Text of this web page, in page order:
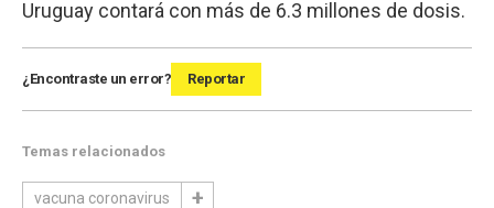
Uruguay contará con más de 6.3 millones de dosis.
¿Encontraste un error? Reportar
Temas relacionados
vacuna coronavirus